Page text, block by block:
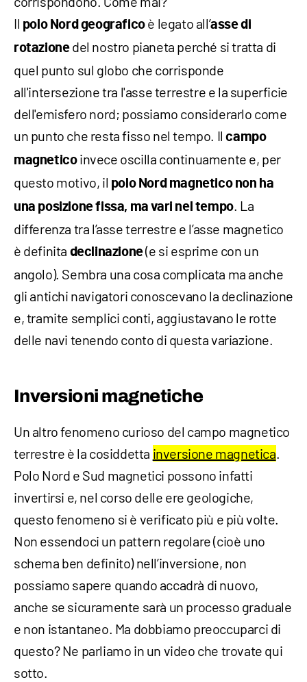
Il polo Nord geograficoè legato all’asse di
rotazionedel nostro pianeta perché si tratta di
quel punto sul globo che corrisponde
all'intersezione tra l'asse terrestre e la superficie
dell'emisfero nord; possiamo considerarlo come
un punto che resta fisso nel tempo. Ilcampo
magneticoinvece oscilla continuamente e, per
questo motivo, il polo Nord magnetico non ha
una posizione fissa, ma vari nel tempo. La
differenza tra l’asse terrestre e l’asse magnetico
è definita declinazione(e si esprime con un
angolo). Sembra una cosa complicata ma anche
gli antichi navigatori conoscevano la declinazione
e, tramite semplici conti, aggiustavano le rotte
delle navi tenendo conto di questa variazione.
Inversioni magnetiche
Un altro fenomeno curioso del campo magnetico
terrestre è la cosiddetta inversione magnetica.
Polo Nord e Sud magnetici possono infatti
invertirsi e, nel corso delle ere geologiche,
questo fenomeno si è verificato più e più volte.
Non essendoci un pattern regolare (cioè uno
schema ben definito) nell’inversione, non
possiamo sapere quando accadrà di nuovo,
anche se sicuramente sarà un processo graduale
e non istantaneo. Ma dobbiamo preoccuparci di
questo? Ne parliamo in un video che trovate qui
sotto.